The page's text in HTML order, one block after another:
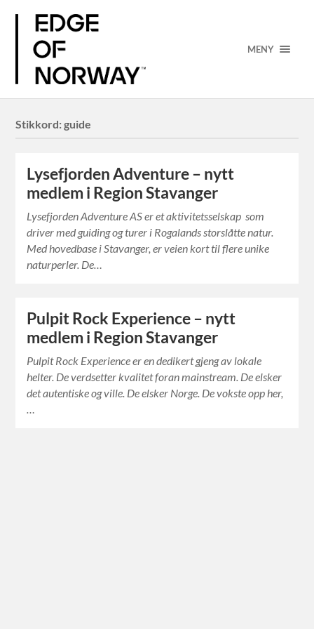
MENY
Stikkord:guide
Lysefjorden Adventure – nytt
medlem i Region Stavanger
Lysefjorden Adventure AS er et aktivitetsselskap som
driver med guiding og turer i Rogalands storslåtte natur.
Med hovedbase i Stavanger, er veien kort til flere unike
naturperler. De…
Pulpit Rock Experience – nytt
medlem i Region Stavanger
Pulpit Rock Experience er en dedikert gjeng av lokale
helter. De verdsetter kvalitet foran mainstream. De elsker
det autentiske og ville. De elsker Norge. De vokste opp her,
…